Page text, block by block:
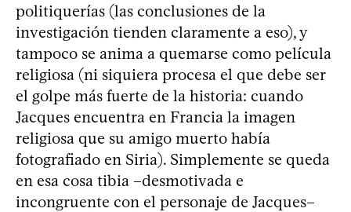
politiquerías (las conclusiones de la
investigación tienden claramente a eso), y
tampoco se anima a quemarse como película
religiosa (ni siquiera procesa el que debe ser
el golpe más fuerte de la historia: cuando
Jacques encuentra en Francia la imagen
religiosa que su amigo muerto había
fotografiado en Siria). Simplemente se queda
en esa cosa tibia –desmotivada e
incongruente con el personaje de Jacques–